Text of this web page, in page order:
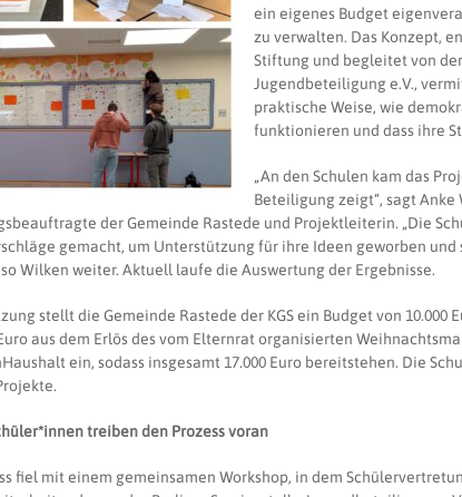
ein eigenes Budget
zu verwalten. Das Konzept,
Stiftung und begleitet von
Jugendbeteiligung e.V.,
praktische Weise, wie
funktionieren und dass ihre
„An den Schulen kam das
Beteiligung zeigt“, sagt Anke
der Gemeinde Rastede und Projektleiterin. „Die
gemacht, um Unterstützung für ihre Ideen geworben
Wilken weiter. Aktuell laufe die Auswertung der Ergebnisse.
stellt die Gemeinde Rastede der KGS ein Budget von 10.000
aus dem Erlös des vom Elternrat organisierten
ein, sodass insgesamt 17.000 Euro bereitstehen. Die
treiben den Prozess voran
fiel mit einem gemeinsamen Workshop, in dem